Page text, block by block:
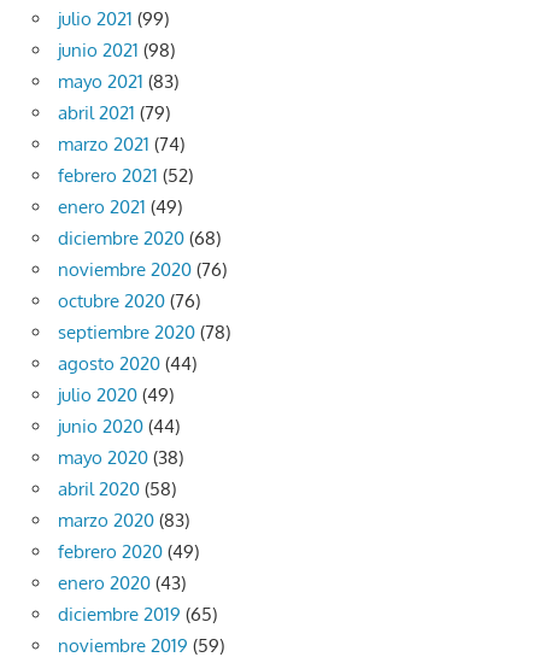
julio 2021 (99)
junio 2021 (98)
mayo 2021 (83)
abril 2021 (79)
marzo 2021 (74)
febrero 2021 (52)
enero 2021 (49)
diciembre 2020 (68)
noviembre 2020 (76)
octubre 2020 (76)
septiembre 2020 (78)
agosto 2020 (44)
julio 2020 (49)
junio 2020 (44)
mayo 2020 (38)
abril 2020 (58)
marzo 2020 (83)
febrero 2020 (49)
enero 2020 (43)
diciembre 2019 (65)
noviembre 2019 (59)